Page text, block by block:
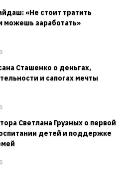
«Не стоит тратить
можешь заработать»
Сташенко о деньгах,
и сапогах мечты
Светлана Грузных о первой
детей и поддержке